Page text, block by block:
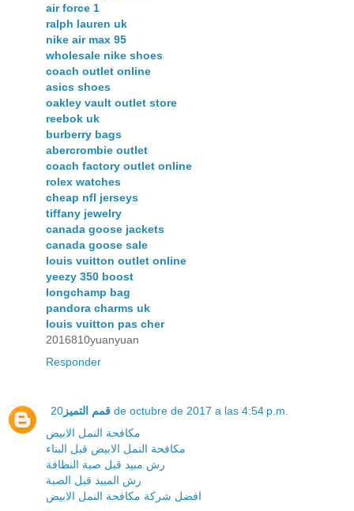
air force 1
ralph lauren uk
nike air max 95
wholesale nike shoes
coach outlet online
asics shoes
oakley vault outlet store
reebok uk
burberry bags
abercrombie outlet
coach factory outlet online
rolex watches
cheap nfl jerseys
tiffany jewelry
canada goose jackets
canada goose sale
louis vuitton outlet online
yeezy 350 boost
longchamp bag
pandora charms uk
louis vuitton pas cher
2016810yuanyuan
Responder
قمم التميز 20 de octubre de 2017 a las 4:54 p.m.
مكافحة النمل الابيض
مكافحة النمل الابيض قبل البناء
رش مبيد قبل صبة النظافة
رش المبيد قبل الصبة
افضل شركة مكافحة النمل الابيض